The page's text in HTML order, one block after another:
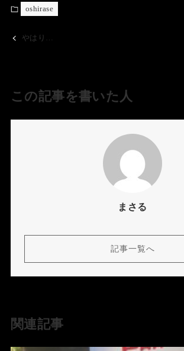
oshirase
やはり…
この記事を書いた人
まさる
記事一覧へ
関連記事